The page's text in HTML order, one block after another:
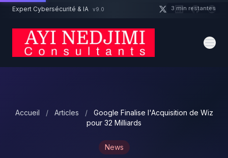
Aller au contenu principal
Expert Cybersécurité & IA v9.0
Accueil / Articles /
Google Finalise l'Acquisition de Wiz
pour 32 Milliards
News
Un projet cybersécurité ? 3 min restantes